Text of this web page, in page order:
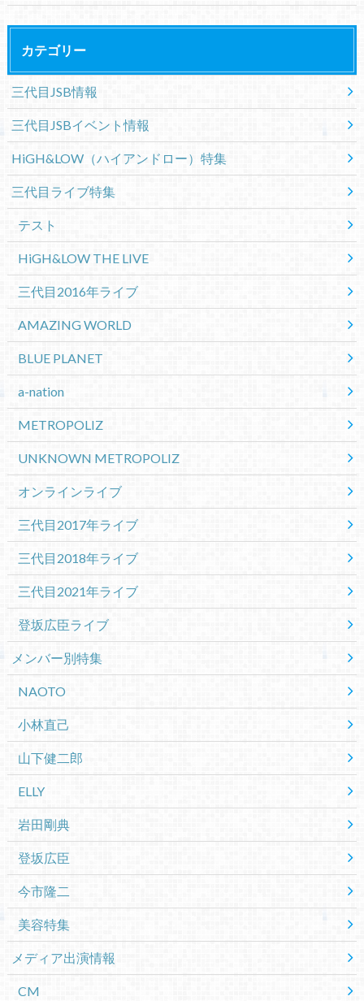
カテゴリー
三代目JSB情報
三代目JSBイベント情報
HiGH&LOW（ハイアンドロー）特集
三代目ライブ特集
テスト
HiGH&LOW THE LIVE
三代目2016年ライブ
AMAZING WORLD
BLUE PLANET
a-nation
METROPOLIZ
UNKNOWN METROPOLIZ
オンラインライブ
三代目2017年ライブ
三代目2018年ライブ
三代目2021年ライブ
登坂広臣ライブ
メンバー別特集
NAOTO
小林直己
山下健二郎
ELLY
岩田剛典
登坂広臣
今市隆二
美容特集
メディア出演情報
CM